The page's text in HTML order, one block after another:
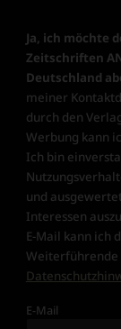
Ja, ich möchte
Zeitschriften
Deutschland
meiner
durch den
Werbung kann
Ich bin
und
Interessen
E-Mail kann ich
Weiterführende
E-Mail